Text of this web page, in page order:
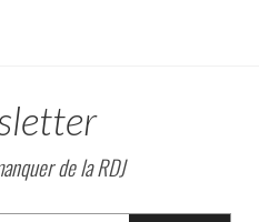
de la RDJ